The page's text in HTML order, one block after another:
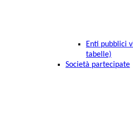
Enti pubblici
tabelle)
Società partecipate